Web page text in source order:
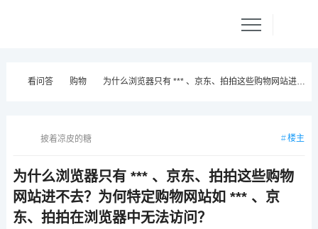
看问答 购物 为什么浏览器只有 *** 、京东、拍拍这些购物网站进不去？为何特定购物网站如 *** 、京东、拍拍在浏览器中无法访问？
为什么浏览器只有 *** 、京东、拍拍这些购物
网站进不去？为何特定购物网站如 *** 、京
东、拍拍在浏览器中无法访问？
披着凉皮的糖 楼主